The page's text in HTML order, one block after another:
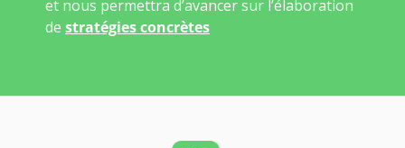
et nous permettra d’avancer sur l’élaboration
de stratégies concrètes